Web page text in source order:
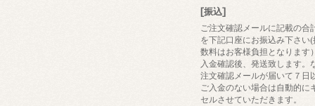
[振込]
ご注文確認メールに記載の合
を下記口座にお振込み下さい
数料はお客様負担となります
入金確認後、発送致します。
注文確認メールが届いて７日
ご入金のない場合は自動的に
セルさせていただきます。